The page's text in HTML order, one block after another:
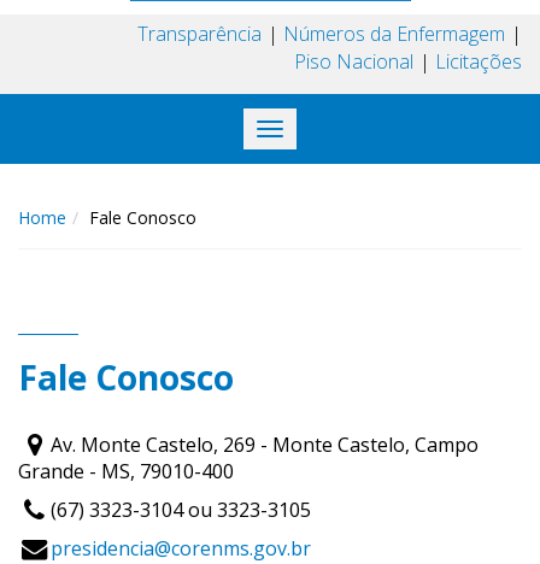
Transparência
Números da Enfermagem
Piso Nacional
Licitações
Toggle
navigation
Home Fale Conosco
Fale Conosco
Av. Monte Castelo, 269 - Monte Castelo, Campo
Grande - MS, 79010-400
(67) 3323-3104 ou 3323-3105
presidencia@corenms.gov.br